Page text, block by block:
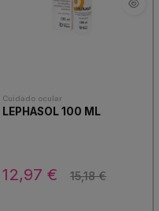
Cuidado ocular
LEPHASOL 100 ML
12,97 € 15,18 €